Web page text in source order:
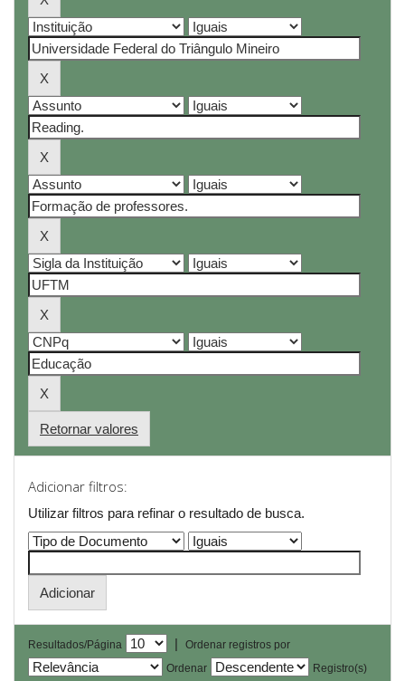
Retornar valores
Adicionar filtros:
Utilizar filtros para refinar o resultado de busca.
Resultados/Página |
Ordenar registros por
Ordenar
Registro(s)